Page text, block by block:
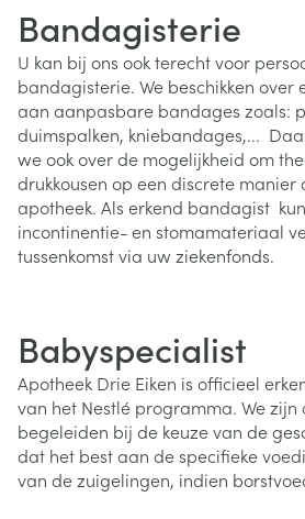
Bandagisterie
U kan bij ons ook terecht voor
bandagisterie. We beschikken over
aan aanpasbare bandages zoals:
duimspalken, kniebandages,...
we ook over de mogelijkheid om
drukkousen op een discrete manier
apotheek. Als erkend bandagist
incontinentie- en stomamateriaal
tussenkomst via uw ziekenfonds.
Babyspecialist
Apotheek Drie Eiken is officieel
van het Nestlé programma. We
begeleiden bij de keuze van de
dat het best aan de specifieke
van de zuigelingen, indien